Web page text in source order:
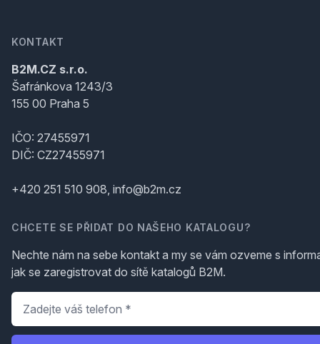
KONTAKT
B2M.CZ s.r.o.
Šafránkova 1243/3
155 00 Praha 5
IČO: 27455971
DIČ: CZ27455971
+420 251 510 908, info@b2m.cz
CHCETE SE PŘIDAT DO NAŠEHO KATALOGU?
Nechte nám na sebe kontakt a my se vám ozveme s
jak se zaregistrovat do sítě katalogů B2M.
Telefon